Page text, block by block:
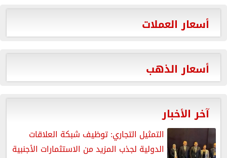
أسعار العملات
أسعار الذهب
آخر الأخبار
التمثيل التجاري: توظيف شبكة العلاقات
الدولية لجذب المزيد من الاستثمارات الأجنبية